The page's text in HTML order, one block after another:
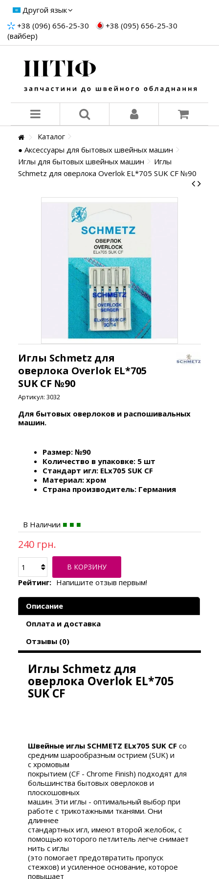
Другой язык
+38 (096) 656-25-30
+38 (095) 656-25-30
(вайбер)
Каталог
● Аксессуары для бытовых швейных машин
Иглы для бытовых швейных машин
Иглы
Schmetz для оверлока Overlok EL*705 SUK СF №90
Иглы Schmetz для
оверлока Overlok EL*705
SUK СF №90
Артикул: 3032
Для бытовых оверлоков и распошивальных
машин.
Размер: №90
Количество в упаковке: 5 шт
Стандарт игл: ELx705 SUK СF
Материал: хром
Страна производитель: Германия
В Наличии
240 грн.
В КОРЗИНУ
Рейтинг: Напишите отзыв первым!
Описание
Оплата и доставка
Отзывы (0)
Иглы Schmetz для
оверлока Overlok EL*705
SUK СF
Швейные иглы SCHMETZ ELx705 SUK CF со
средним шарообразным острием (SUK) и
с хромовым
покрытием (CF - Chrome Finish) подходят для
большинства бытовых оверлоков и
плоскошовных
машин. Эти иглы - оптимальный выбор при
работе с трикотажными тканями. Они
длиннее
стандартных игл, имеют второй желобок, с
помощью которого петлитель легче снимает
нить с иглы
(это помогает предотвратить пропуск
стежков) и усиленное основание, которое
повышает